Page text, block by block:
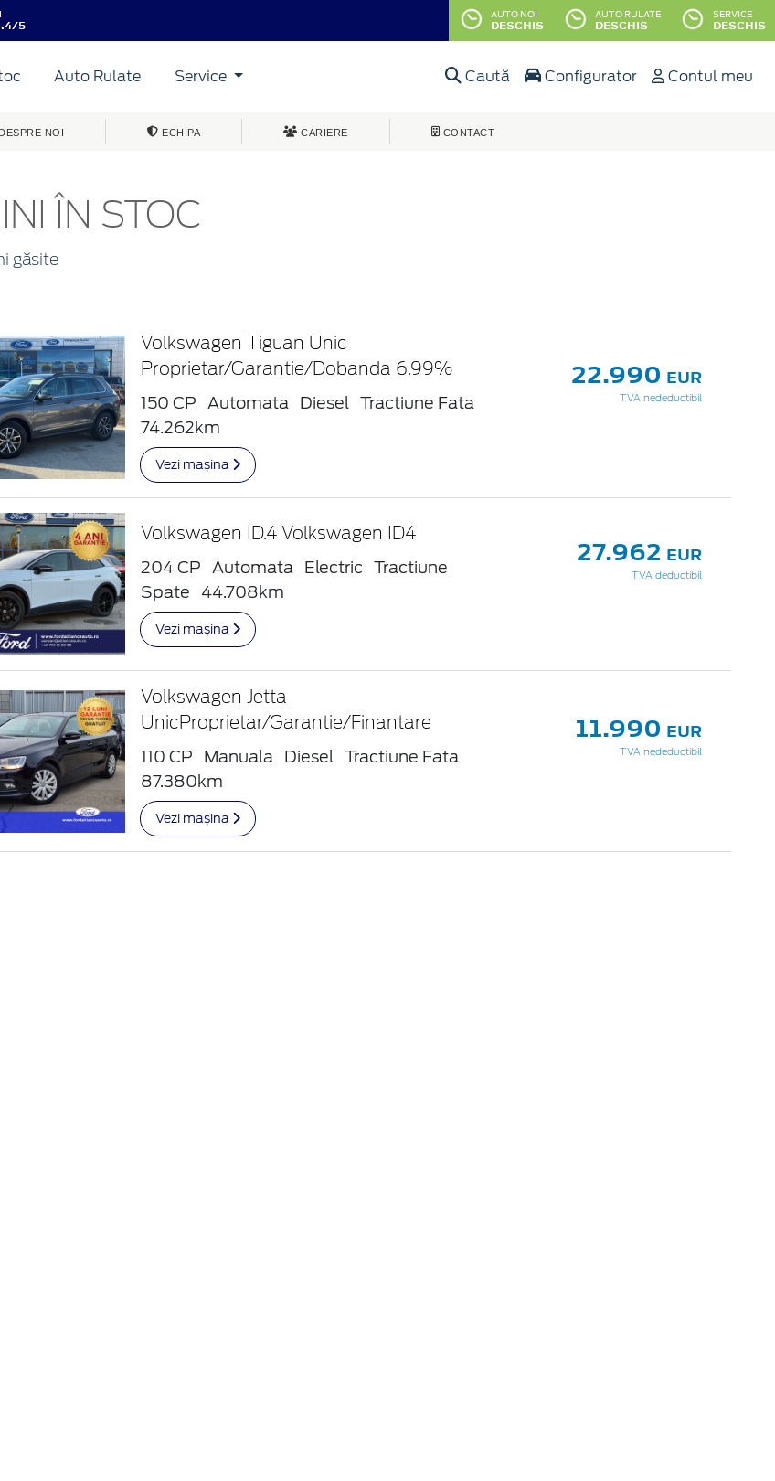
5
AUTO NOI
DESCHIS
AUTO RULATE
DESCHIS
SERVICE
DESCHIS
Auto Rulate Service Caută Configurator Contul meu
DESPRE NOI ECHIPA CARIERE CONTACT
ÎN STOC
găsite
Volkswagen Tiguan Unic
Proprietar/Garantie/Dobanda 6.99%
150 CP Automata Diesel
Tractiune Fata
74.262km
22.990 EUR
TVA nedeductibil
Vezi mașina
Volkswagen ID.4 Volkswagen ID4
204 CP Automata Electric
Tractiune
Spate
44.708km
27.962 EUR
TVA deductibil
Vezi mașina
Volkswagen Jetta
UnicProprietar/Garantie/Finantare
110 CP Manuala Diesel Tractiune Fata
87.380km
11.990 EUR
TVA nedeductibil
Vezi mașina